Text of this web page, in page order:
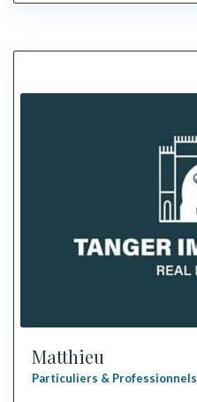
Matthieu
Particuliers & Professionnels